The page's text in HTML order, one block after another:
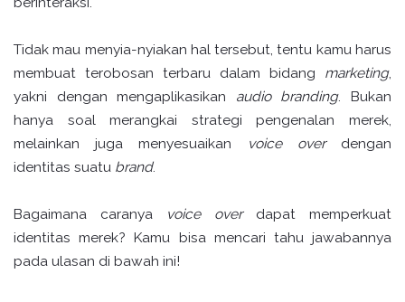
Tidak mau menyia-nyiakan hal tersebut, tentu kamu harus
membuat terobosan terbaru dalam bidang marketing,
yakni dengan mengaplikasikan audio branding. Bukan
hanya soal merangkai strategi pengenalan merek,
melainkan juga menyesuaikan
voice overdengan
identitas suatu brand.
Bagaimana caranya voice overdapat memperkuat
identitas merek? Kamu bisa mencari tahu jawabannya
pada ulasan di bawah ini!